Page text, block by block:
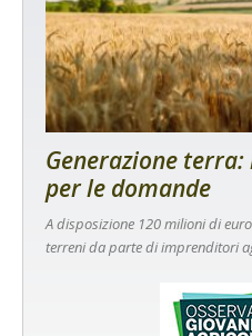
Generazione
per le domande
A disposizione 120 milioni di
terreni da parte di imprenditori